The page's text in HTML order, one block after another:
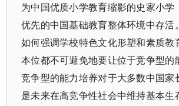
为中国优质小学教育缩影的史家小学
优先的中国基础教育整体环境中存活
如何强调学校特色文化形塑和素质教
本位都不可避免地要让位于竞争型的
竞争型的能力培养对于大多数中国家
是未来在高竞争性社会中维持基本生